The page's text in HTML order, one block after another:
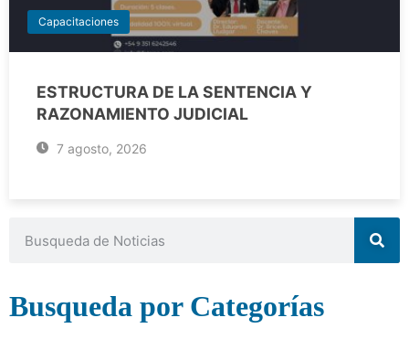
Capacitaciones
ESTRUCTURA DE LA SENTENCIA Y
RAZONAMIENTO JUDICIAL
7 agosto, 2026
Busqueda por Categorías